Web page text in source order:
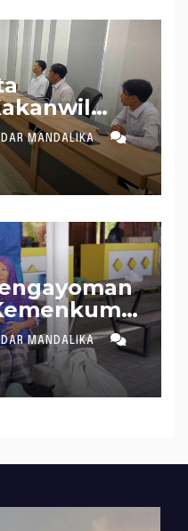
Tekankan
di
MANDALIKA
kepada
MANDALIKA